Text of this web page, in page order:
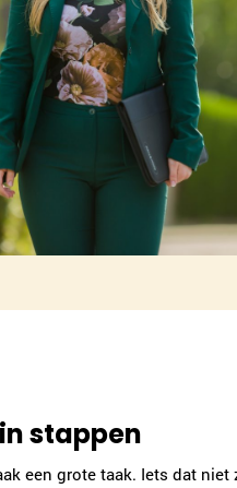
stappen
een grote taak. Iets dat niet